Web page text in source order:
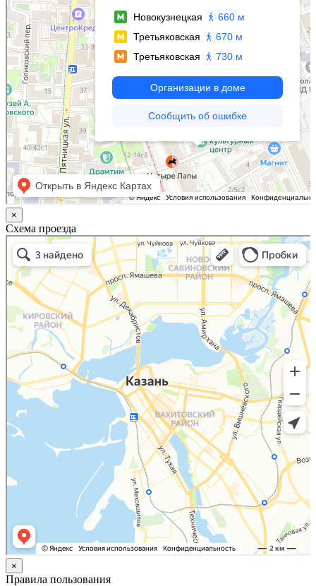
×
Схема проезда
Казань
Малый Татарский переулок, 8 на карте Москвы, ближайшее метро Новокузнецкая —
Яндекс.Карты
×
Правила пользования